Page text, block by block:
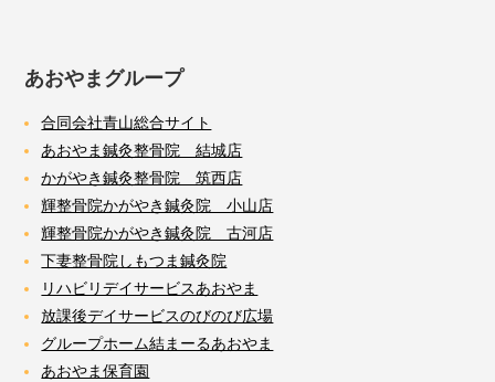
あおやまグループ
合同会社青山総合サイト
あおやま鍼灸整骨院 結城店
かがやき鍼灸整骨院 筑西店
輝整骨院かがやき鍼灸院 小山店
輝整骨院かがやき鍼灸院 古河店
下妻整骨院しもつま鍼灸院
リハビリデイサービスあおやま
放課後デイサービスのびのび広場
グループホーム結まーるあおやま
あおやま保育園